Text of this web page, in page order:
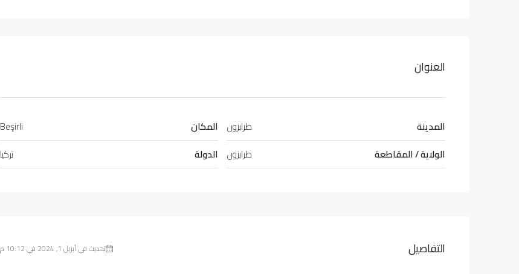
العنوان
المدينة
طرابزون
الولاية / المقاطعة
طرابزون
المكان
Beşirli
الدولة
تركيا
التفاصيل تحديث في أبريل 1, 2024 في 10:12 م